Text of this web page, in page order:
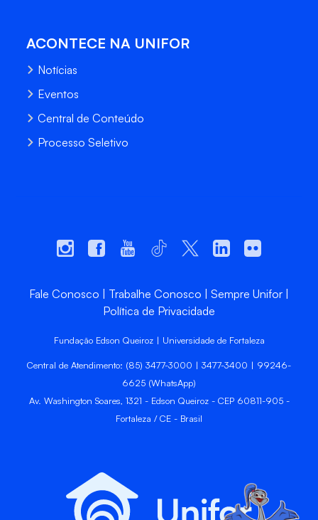
ACONTECE NA UNIFOR
Notícias
Eventos
Central de Conteúdo
Processo Seletivo
Fale Conosco Trabalhe Conosco
Sempre Unifor
Política de Privacidade
Fundação Edson Queiroz | Universidade de Fortaleza
Central de Atendimento: (85) 3477-3000 | 3477-3400 | 99246-
6625 (WhatsApp)
Av. Washington Soares, 1321 - Edson Queiroz - CEP 60811-905 -
Fortaleza / CE - Brasil